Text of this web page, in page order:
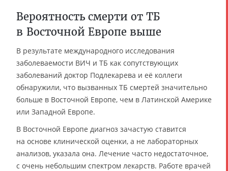
Вероятность смерти от ТБ
в Восточной Европе выше
В результате международного исследования
заболеваемости ВИЧ и ТБ как сопутствующих
заболеваний доктор Подлекарева и её коллеги
обнаружили, что вызванных ТБ смертей значительно
больше в Восточной Европе, чем в Латинской Америке
или Западной Европе.
В Восточной Европе диагноз зачастую ставится
на основе клинической оценки, а не лабораторных
анализов, указала она. Лечение часто недостаточное,
с очень небольшим спектром лекарств. Работе врачей